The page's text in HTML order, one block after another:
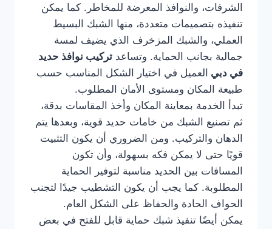
الشرفات، والنوافذ المعرضة للمخاطر. كما يمكن
تنفيذه بتصميمات متعددة، منها الشبك البسيط
العملي، والشبك المزخرف الذي يضيف لمسة
جمالية بجانب الحماية. وتساعد تركيب نوافذ حديد
في دبي العميل في اختيار الشكل المناسب حسب
طبيعة المكان ومستوى الأمان المطلوب.
تبدأ الخدمة بمعاينة المكان وأخذ المقاسات بدقة،
ثم تصنيع الشبك من خامات حديد قوية، وبعدها يتم
الدهان والتركيب. ومن الضروري أن يكون التثبيت
قويًا حتى لا يمكن فكه بسهولة، وأن تكون
المسافات بين الحديد مناسبة لتوفير الحماية
المطلوبة. كما يجب أن يكون التشطيب جيدًا لتجنب
الحواف الحادة والحفاظ على الشكل العام.
يمكن أيضًا تنفيذ شبك حماية قابل للفتح في بعض